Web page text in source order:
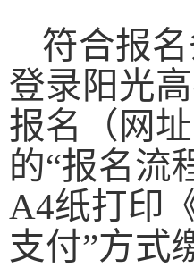
符合报
登录阳光
报名（网址
的“报名流
A4纸打印
支付”方式